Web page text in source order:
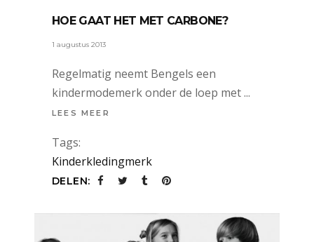
HOE GAAT HET MET CARBONE?
1 augustus 2013
Regelmatig neemt Bengels een
kindermodemerk onder de loep met
LEES MEER
Tags:
Kinderkledingmerk
DELEN: